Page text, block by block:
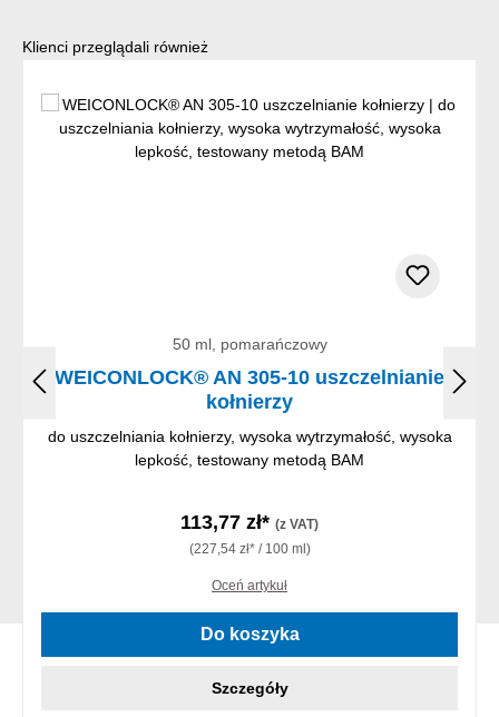
Pomiń galerię produktów
Klienci przeglądali również
50 ml, pomarańczowy
WEICONLOCK® AN 305-10 uszczelnianie
kołnierzy
do uszczelniania kołnierzy, wysoka wytrzymałość, wysoka
lepkość, testowany metodą BAM
113,77 zł* (z VAT)
(227,54 zł* / 100 ml)
Oceń artykuł
Do koszyka
Szczegóły